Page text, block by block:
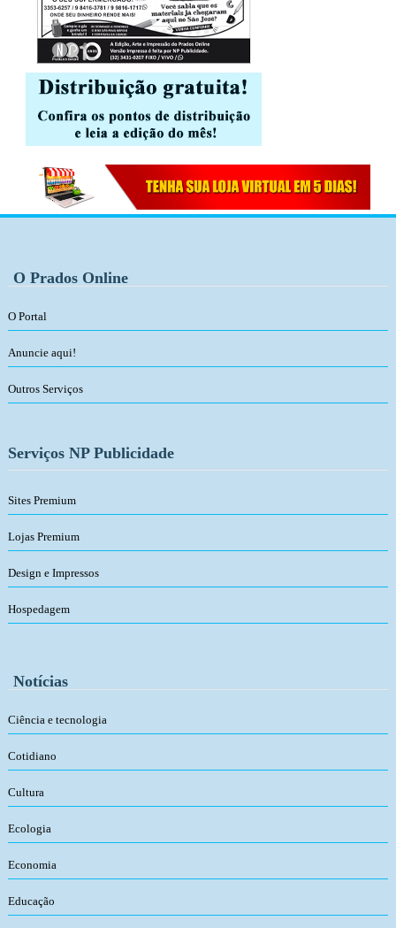
O Prados Online
O Portal
Anuncie aqui!
Outros Serviços
Serviços NP Publicidade
Sites Premium
Lojas Premium
Design e Impressos
Hospedagem
Notícias
Ciência e tecnologia
Cotidiano
Cultura
Ecologia
Economia
Educação